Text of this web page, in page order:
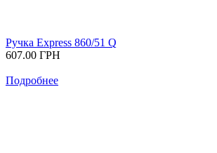
Ручка Express 860/51 Q
607.00 ГРН
Подробнее